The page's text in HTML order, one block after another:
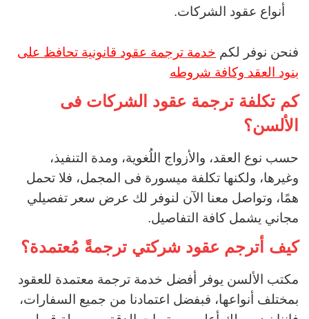
أنواع عقود الشركات.
فنحن نوفر لكم خدمة ترجمة عقود قانونية تحافظ على
بنود العقد وكافة شروطه
كم تكلفة ترجمة عقود الشركات فى
الألسن؟
حسب نوع العقد، والأزواج اللُغوية، ومدة التنفيذ،
وغيرها، ولكنها تكلفة ميسورة فى المجمل، فلا تحمل
همًا، وتواصل معنا الآن لنوفر لك عرض سعر تفصيلي
مجاني يشمل كافة التفاصيل.
كيف أترجم عقود شركتي ترجمةً مُعتمدة؟
مكتب الألسن يوفر أفضل خدمة ترجمة معتمدة للعقود
بمختلف أنواعها، فبفضل اعتمادنا من جميع السفارات،